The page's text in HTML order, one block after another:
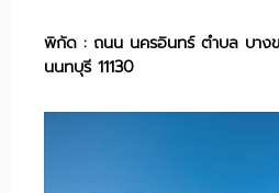
พิกัด : ถนน นครอินทร์ ตำบล บาง
นนทบุรี 11130